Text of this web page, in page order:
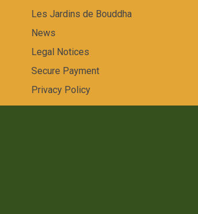
Les Jardins de Bouddha
News
Legal Notices
Secure Payment
Privacy Policy